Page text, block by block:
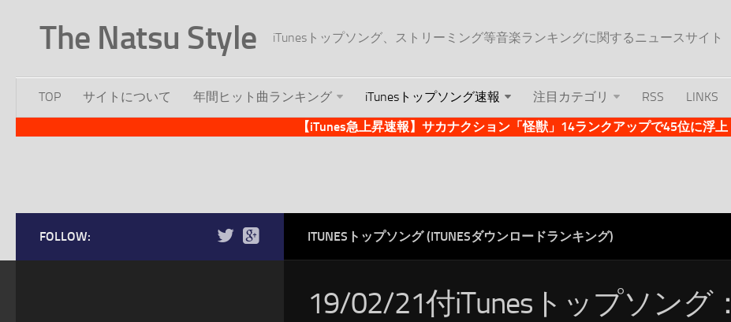
The Natsu Style iTunesトップソング、ストリーミング等音楽ランキングに関するニュースサイト
TOP サイトについて 年間ヒット曲ランキング iTunesトップソング速報 注目カテゴリ RSS
LINKS
【iTunes急上昇速報】サカナクション「怪獣」14ランクアップで45位に浮上
ITUNESトップソング (ITUNESダウンロードランキング)
19/02/21付iTunesトップソング
FOLLOW: